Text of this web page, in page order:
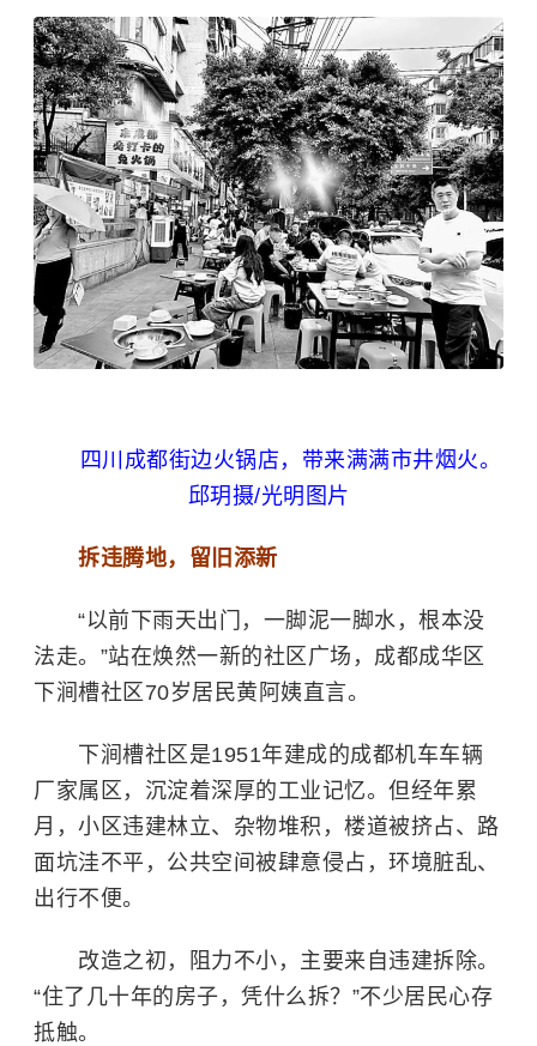
四川成都街边火锅店，带来满满市井烟火。
邱玥摄/光明图片
拆违腾地，留旧添新
“以前下雨天出门，一脚泥一脚水，根本没
法走。”站在焕然一新的社区广场，成都成华区
下涧槽社区70岁居民黄阿姨直言。
下涧槽社区是1951年建成的成都机车车辆
厂家属区，沉淀着深厚的工业记忆。但经年累
月，小区违建林立、杂物堆积，楼道被挤占、路
面坑洼不平，公共空间被肆意侵占，环境脏乱、
出行不便。
改造之初，阻力不小，主要来自违建拆除。
“住了几十年的房子，凭什么拆？”不少居民心存
抵触。